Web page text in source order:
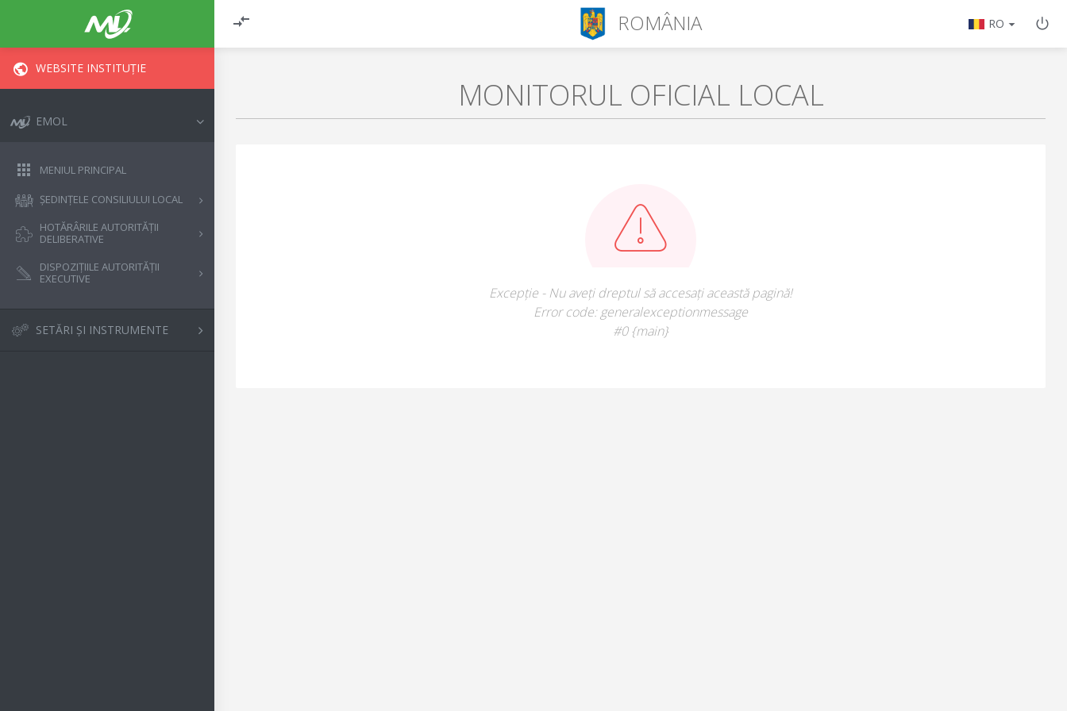
ROMÂNIA RO
WEBSITE INSTITUȚIE
EMOL
MENIUL PRINCIPAL
ȘEDINȚELE CONSILIULUI LOCAL
HOTĂRÂRILE AUTORITĂȚII
DELIBERATIVE
DISPOZIȚIILE AUTORITĂȚII
EXECUTIVE
SETĂRI ȘI INSTRUMENTE
MONITORUL OFICIAL LOCAL
Excepție - Nu aveți dreptul să accesați această pagină!
Error code: generalexceptionmessage
#0 {main}